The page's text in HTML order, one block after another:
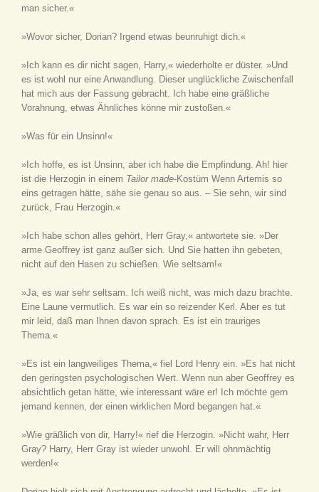
man sicher.«
»Wovor sicher, Dorian? Irgend etwas beunruhigt dich.«
»Ich kann es dir nicht sagen, Harry,« wiederholte er düster. »Und
es ist wohl nur eine Anwandlung. Dieser unglückliche Zwischenfall
hat mich aus der Fassung gebracht. Ich habe eine gräßliche
Vorahnung, etwas Ähnliches könne mir zustoßen.«
»Was für ein Unsinn!«
»Ich hoffe, es ist Unsinn, aber ich habe die Empfindung. Ah! hier
ist die Herzogin in einem Tailor made-Kostüm Wenn Artemis so
eins getragen hätte, sähe sie genau so aus. – Sie sehn, wir sind
zurück, Frau Herzogin.«
»Ich habe schon alles gehört, Herr Gray,« antwortete sie. »Der
arme Geoffrey ist ganz außer sich. Und Sie hatten ihn gebeten,
nicht auf den Hasen zu schießen. Wie seltsam!«
»Ja, es war sehr seltsam. Ich weiß nicht, was mich dazu brachte.
Eine Laune vermutlich. Es war ein so reizender Kerl. Aber es tut
mir leid, daß man Ihnen davon sprach. Es ist ein trauriges
Thema.«
»Es ist ein langweiliges Thema,« fiel Lord Henry ein. »Es hat nicht
den geringsten psychologischen Wert. Wenn nun aber Geoffrey es
absichtlich getan hätte, wie interessant wäre er! Ich möchte gern
jemand kennen, der einen wirklichen Mord begangen hat.«
»Wie gräßlich von dir, Harry!« rief die Herzogin. »Nicht wahr, Herr
Gray? Harry, Herr Gray ist wieder unwohl. Er will ohnmächtig
werden!«